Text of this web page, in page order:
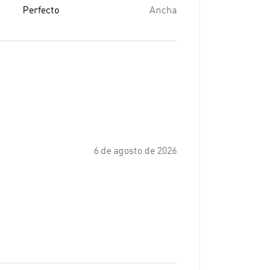
Perfecto Ancha
6 de agosto de 2026